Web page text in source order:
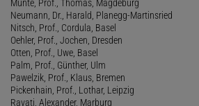
Münte, Prof., Thomas, Magdeburg
Neumann, Dr., Harald, Planegg-Martinsried
Nitsch, Prof., Cordula, Basel
Oehler, Prof., Jochen, Dresden
Otten, Prof., Uwe, Basel
Palm, Prof., Günther, Ulm
Pawelzik, Prof., Klaus, Bremen
Pickenhain, Prof., Lothar, Leipzig
Ravati, Alexander, Marburg